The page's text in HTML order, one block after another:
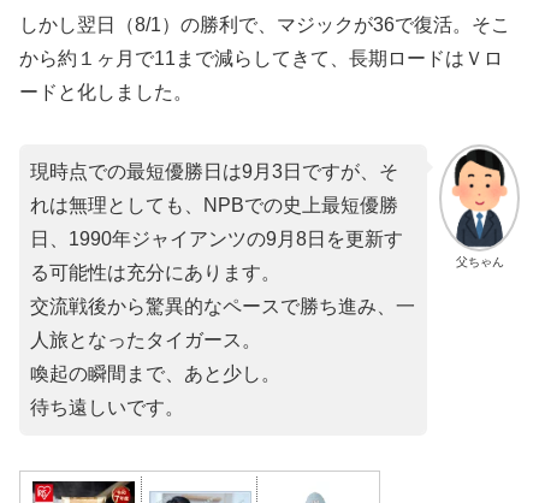
しかし翌日（8/1）の勝利で、マジックが36で復活。そこ
から約１ヶ月で11まで減らしてきて、長期ロードはＶロ
ードと化しました。
父ちゃん
現時点での最短優勝日は9月3日ですが、そ
れは無理としても、NPBでの史上最短優勝
日、1990年ジャイアンツの9月8日を更新す
る可能性は充分にあります。
交流戦後から驚異的なペースで勝ち進み、一
人旅となったタイガース。
喚起の瞬間まで、あと少し。
待ち遠しいです。